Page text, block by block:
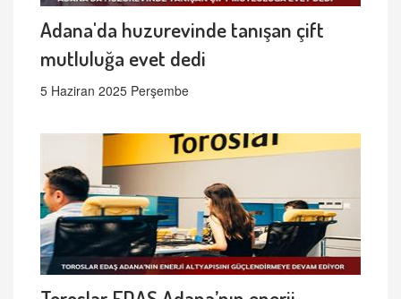
Adana'da huzurevinde tanışan çift
mutluluğa evet dedi
5 Haziran 2025 Perşembe